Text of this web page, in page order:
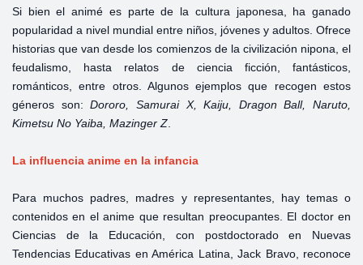
Si bien el animé es parte de la cultura japonesa, ha ganado
popularidad a nivel mundial entre niños, jóvenes y adultos. Ofrece
historias que van desde los comienzos de la civilización nipona, el
feudalismo, hasta relatos de ciencia ficción, fantásticos,
románticos, entre otros. Algunos ejemplos que recogen estos
géneros son:Dororo, Samurai X, Kaiju, Dragon Ball, Naruto,
Kimetsu No Yaiba, Mazinger Z
La influencia anime en la infancia
Para muchos padres, madres y representantes, hay temas o
contenidos en el anime que resultan preocupantes. El doctor en
Ciencias de la Educación, con postdoctorado en Nuevas
Tendencias Educativas en América Latina, Jack Bravo, reconoce